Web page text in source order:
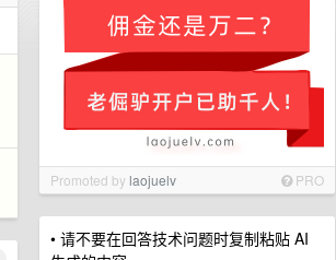
Promoted bylaojuelv PRO
• 请不要在回答技术问题时复制粘贴 AI